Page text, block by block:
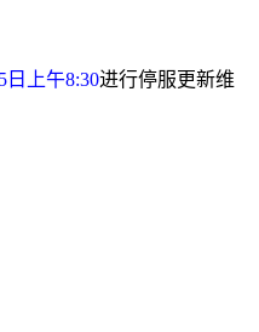
日上午8:30进行停服更新维